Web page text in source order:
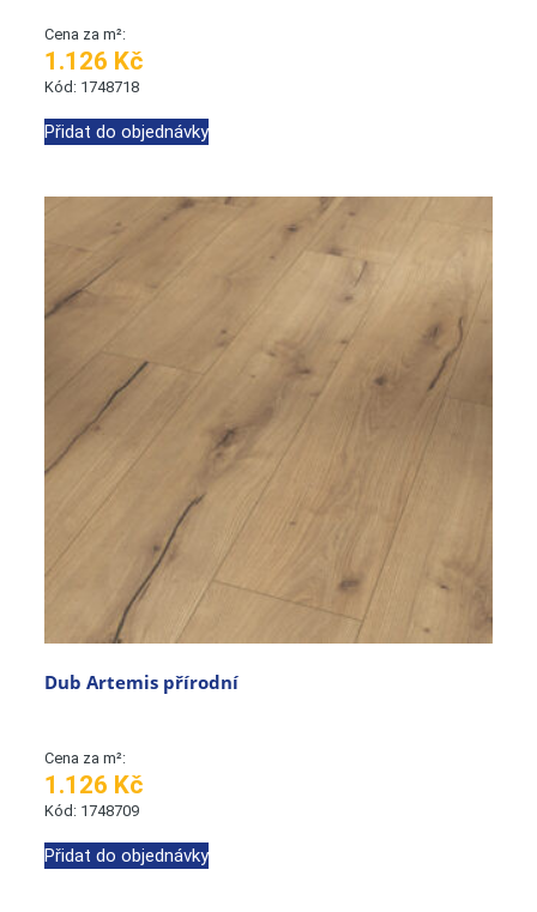
Cena za m²:
1.126 Kč
Kód: 1748718
Přidat do objednávky
Dub Artemis přírodní
Cena za m²:
1.126 Kč
Kód: 1748709
Přidat do objednávky